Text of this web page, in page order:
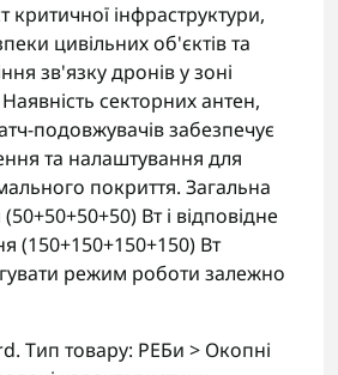
критичної інфраструктури,
цивільних об'єктів та
зв'язку дронів у зоні
Наявність секторних антен,
подовжувачів забезпечує
та налаштування для
покриття. Загальна
Вт і відповідне
(150+150+150+150) Вт
режим роботи залежно
Тип товару: РЕБи > Окопні